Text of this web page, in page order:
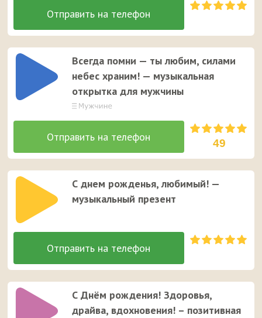
Всегда помни — ты любим, силами
небес храним! — музыкальная
открытка для мужчины
49
С днем рожденья, любимый! —
музыкальный презент
С Днём рождения! Здоровья,
драйва, вдохновения! – позитивная